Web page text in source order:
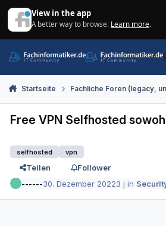
View in the app
A better way to browse. Learn more.
Startseite Fachliche Foren (legacy,
Free VPN Selfhosted
selfhosted vpn
Teilen
Follower
------30. Dezember 20223 j in